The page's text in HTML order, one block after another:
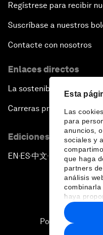
Esta
Las
para
anuncios,
sociales y
que haga
partners
análisis
haya
recopilado
hecho de
Regístrese para recibir
Suscríbase a nuestros
Contacte con nosotros
Enlaces directos
La sostenibilidad en el Foro
Carreras profesionales
Ediciones en otros
EN ▪ ES▪中文▪ 日本語
Política de